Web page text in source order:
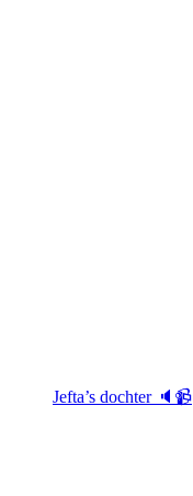
Jefta’s dochter 🔈📹